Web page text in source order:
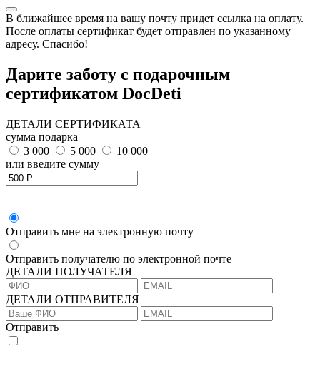
В ближайшее время на вашу почту придет ссылка на оплату.
После оплаты сертификат будет отправлен по указанному
адресу. Спасибо!
Дарите заботу с подарочным
сертификатом DocDeti
ДЕТАЛИ СЕРТИФИКАТА
сумма подарка
3 000
5 000
10 000
или введите сумму
Отправить мне на электронную почту
Отправить получателю по электронной почте
ДЕТАЛИ ПОЛУЧАТЕЛЯ
ДЕТАЛИ ОТПРАВИТЕЛЯ
Отправить